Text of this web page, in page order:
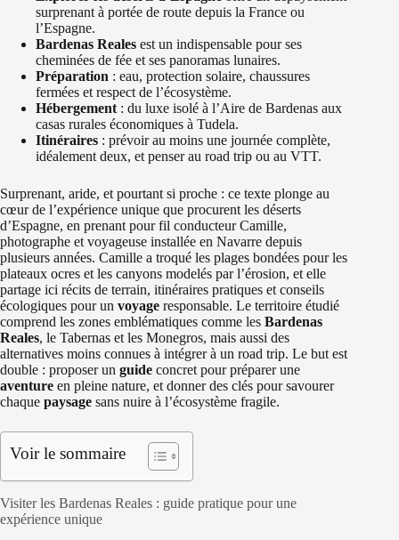
surprenant à portée de route depuis la France ou
l’Espagne.
Bardenas Reales est un indispensable pour ses
cheminées de fée et ses panoramas lunaires.
Préparation : eau, protection solaire, chaussures
fermées et respect de l’écosystème.
Hébergement : du luxe isolé à l’Aire de Bardenas aux
casas rurales économiques à Tudela.
Itinéraires : prévoir au moins une journée complète,
idéalement deux, et penser au road trip ou au VTT.
Surprenant, aride, et pourtant si proche : ce texte plonge au
cœur de l’expérience unique que procurent les déserts
d’Espagne, en prenant pour fil conducteur Camille,
photographe et voyageuse installée en Navarre depuis
plusieurs années. Camille a troqué les plages bondées pour les
plateaux ocres et les canyons modelés par l’érosion, et elle
partage ici récits de terrain, itinéraires pratiques et conseils
écologiques pour un voyage responsable. Le territoire étudié
comprend les zones emblématiques comme les Bardenas
Reales, le Tabernas et les Monegros, mais aussi des
alternatives moins connues à intégrer à un road trip. Le but est
double : proposer un guide concret pour préparer une
aventure en pleine nature, et donner des clés pour savourer
chaque paysage sans nuire à l’écosystème fragile.
Voir le sommaire
Visiter les Bardenas Reales : guide pratique pour une
expérience unique